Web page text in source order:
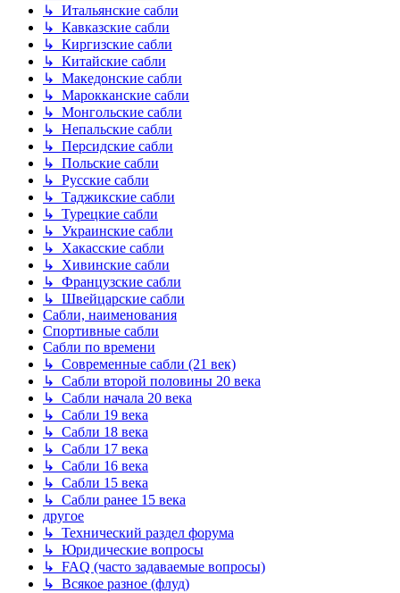
↳ Итальянские сабли
↳ Кавказские сабли
↳ Киргизские сабли
↳ Китайские сабли
↳ Македонские сабли
↳ Марокканские сабли
↳ Монгольские сабли
↳ Непальские сабли
↳ Персидские сабли
↳ Польские сабли
↳ Русские сабли
↳ Таджикские сабли
↳ Турецкие сабли
↳ Украинские сабли
↳ Хакасские сабли
↳ Хивинские сабли
↳ Французские сабли
↳ Швейцарские сабли
Сабли, наименования
Спортивные сабли
Сабли по времени
↳ Современные сабли (21 век)
↳ Сабли второй половины 20 века
↳ Сабли начала 20 века
↳ Сабли 19 века
↳ Сабли 18 века
↳ Сабли 17 века
↳ Сабли 16 века
↳ Сабли 15 века
↳ Сабли ранее 15 века
другое
↳ Технический раздел форума
↳ Юридические вопросы
↳ FAQ (часто задаваемые вопросы)
↳ Всякое разное (флуд)